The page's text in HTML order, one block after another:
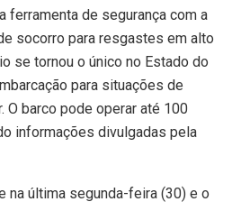
ferramenta de segurança com a
socorro para resgastes em alto
se tornou o único no Estado do
para situações de
O barco pode operar até 100
informações divulgadas pela
na última segunda-feira (30) e o